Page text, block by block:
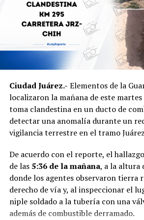
Ciudad Juárez.- Elementos de la
localizaron la mañana de este
toma clandestina en un ducto de
detectar una anomalía durante un
vigilancia terrestre en el tramo
De acuerdo con el reporte, el
de las 5:36 de la mañana, a la altura
donde los agentes observaron tierra
derecho de vía y, al inspeccionar el
niple soldado a la tubería con una
además de combustible derramado.